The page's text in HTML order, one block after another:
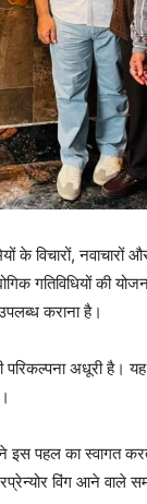
के विचारों, नवाचारों
गतिविधियों की
कराना है।
परिकल्पना अधूरी है।
ने इस पहल का
विंग आने वाले